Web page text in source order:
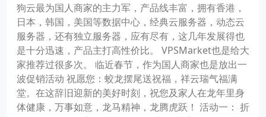
狗云最为国人商家的主力军，产品线丰富，拥有香港，
日本，韩国，美国等数据中心，经典云服务器，动态云
服务器，还有独立服务器，应有尽有，这几年发展得也
是十分迅速，产品主打高性价比。 VPSMarket也是给大
家推荐过很多次。 临近春节，作为国人商家也是放出一
波促销活动 祝愿您：蛟龙摆尾送祝福，祥云瑞气福满
堂。在这辞旧迎新的美好时刻，祝您及家人在龙年里身
体健康，万事如意，龙马精神，龙腾虎跃！ 活动一： 折